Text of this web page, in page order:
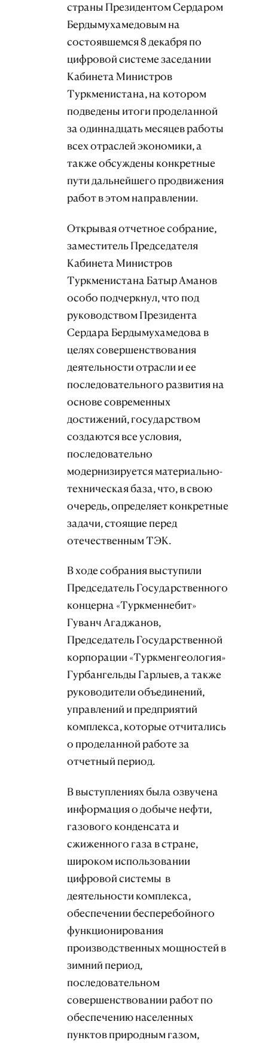
страны Президентом Сердаром
Бердымухамедовым на
состоявшемся 8 декабря по
цифровой системе заседании
Кабинета Министров
Туркменистана, на котором
подведены итоги проделанной
за одиннадцать месяцев работы
всех отраслей экономики, а
также обсуждены конкретные
пути дальнейшего продвижения
работ в этом направлении.
Открывая отчетное собрание,
заместитель Председателя
Кабинета Министров
Туркменистана Батыр Аманов
особо подчеркнул, что под
руководством Президента
Сердара Бердымухамедова в
целях совершенствования
деятельности отрасли и ее
последовательного развития на
основе современных
достижений, государством
создаются все условия,
последовательно
модернизируется материально-
техническая база, что, в свою
очередь, определяет конкретные
задачи, стоящие перед
отечественным ТЭК.
В ходе собрания выступили
Председатель Государственного
концерна «Туркменнебит»
Гуванч Агаджанов,
Председатель Государственной
корпорации «Туркменгеология»
Гурбангельды Гарлыев, а также
руководители объединений,
управлений и предприятий
комплекса, которые отчитались
о проделанной работе за
отчетный период.
В выступлениях была озвучена
информация о добыче нефти,
газового конденсата и
сжиженного газа в стране,
широком использовании
цифровой системы в
деятельности комплекса,
обеспечении бесперебойного
функционирования
производственных мощностей в
зимний период,
последовательном
совершенствовании работ по
обеспечению населенных
пунктов природным газом,